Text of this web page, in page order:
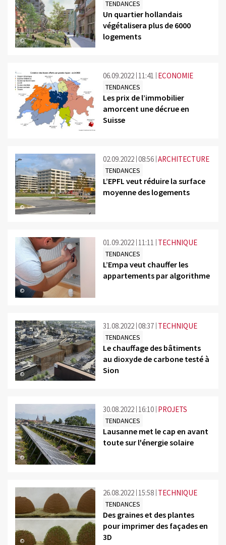
©
TENDANCES
Un quartier hollandais
végétalisera plus de 6000
logements
©
06.09.2022 11:41 ECONOMIE
TENDANCES
Les prix de l’immobilier
amorcent une décrue en
Suisse
©
02.09.2022 08:56 ARCHITECTURE
TENDANCES
L’EPFL veut réduire la surface
moyenne des logements
©
01.09.2022 11:11 TECHNIQUE
TENDANCES
L’Empa veut chauffer les
appartements par algorithme
©
31.08.2022 08:37 TECHNIQUE
TENDANCES
Le chauffage des bâtiments
au dioxyde de carbone testé à
Sion
©
30.08.2022 16:10 PROJETS
TENDANCES
Lausanne met le cap en avant
toute sur l'énergie solaire
©
26.08.2022 15:58 TECHNIQUE
TENDANCES
Des graines et des plantes
pour imprimer des façades en
3D